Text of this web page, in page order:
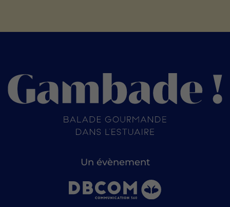
Un évènement